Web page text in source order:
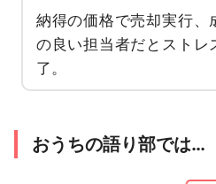
納得の価格で売却実行、
の良い担当者だとストレ
了。
おうちの語り部では…